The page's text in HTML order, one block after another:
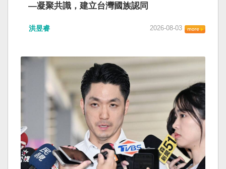
—凝聚共識，建立台灣國族認同
洪昱睿 2026-08-03